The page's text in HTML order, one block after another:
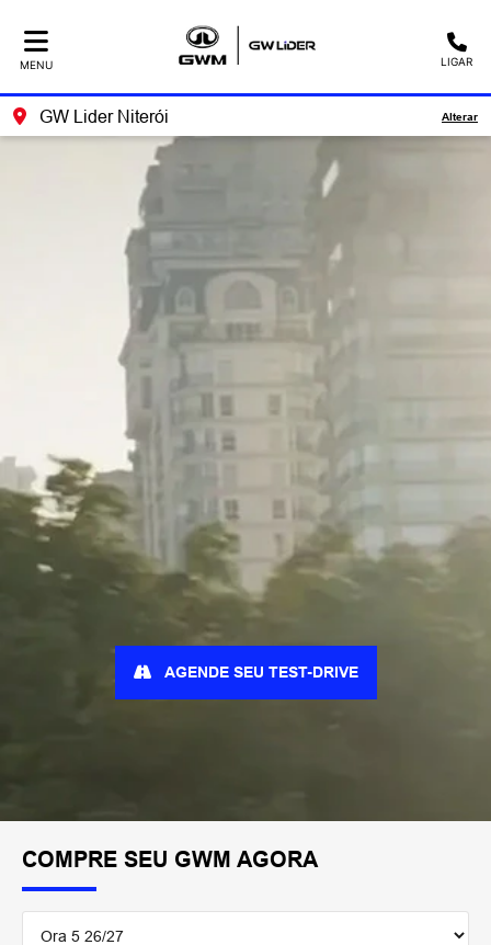
MENU LIGAR
GW Lider Niterói Alterar
COMPRE SEU GWM AGORA
AGENDE SEU TEST-DRIVE